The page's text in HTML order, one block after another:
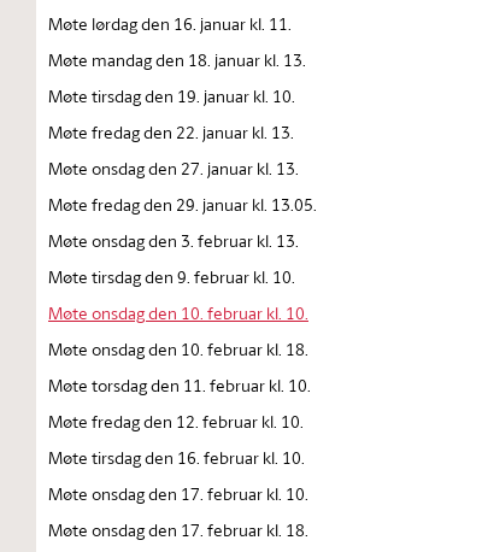
Møte lørdag den 16. januar kl. 11.
Møte mandag den 18. januar kl. 13.
Møte tirsdag den 19. januar kl. 10.
Møte fredag den 22. januar kl. 13.
Møte onsdag den 27. januar kl. 13.
Møte fredag den 29. januar kl. 13.05.
Møte onsdag den 3. februar kl. 13.
Møte tirsdag den 9. februar kl. 10.
Møte onsdag den 10. februar kl. 10.
Møte onsdag den 10. februar kl. 18.
Møte torsdag den 11. februar kl. 10.
Møte fredag den 12. februar kl. 10.
Møte tirsdag den 16. februar kl. 10.
Møte onsdag den 17. februar kl. 10.
Møte onsdag den 17. februar kl. 18.